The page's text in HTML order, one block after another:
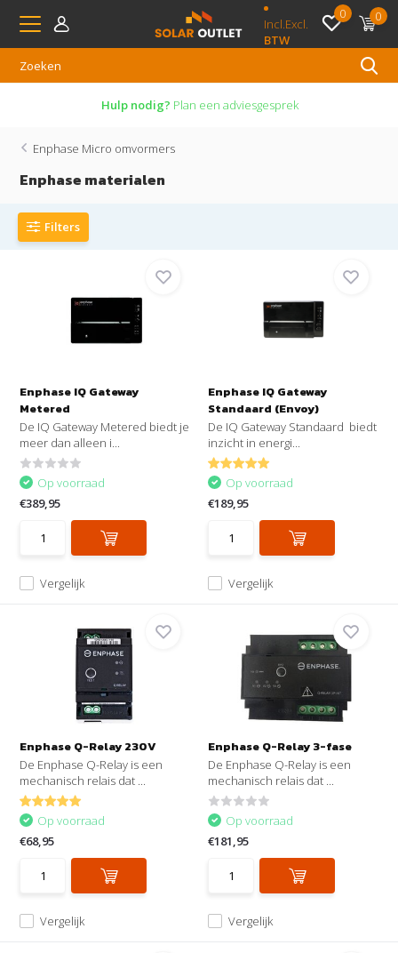
Incl.Excl.
BTW
0 0
Niet tevreden? 14 dagen bedenktijd
Enphase Micro omvormers
Enphase materialen
Filters
Enphase IQ Gateway
Metered
De IQ Gateway Metered biedt je
meer dan alleen i...
Vergelijk
Op voorraad
€389,95
Enphase IQ Gateway
Standaard (Envoy)
De IQ Gateway Standaard biedt
inzicht in energi...
Vergelijk
Op voorraad
€189,95
Enphase Q-Relay 230V
De Enphase Q-Relay is een
mechanisch relais dat ...
Vergelijk
Op voorraad
€68,95
Enphase Q-Relay 3-fase
De Enphase Q-Relay is een
mechanisch relais dat ...
Vergelijk
Op voorraad
€181,95